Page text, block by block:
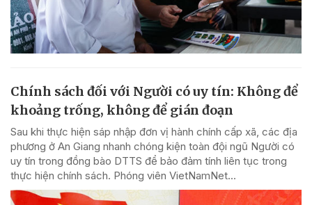
Chính sách đối với Người có uy tín: Không để
khoảng trống, không để gián đoạn
Sau khi thực hiện sáp nhập đơn vị hành chính cấp xã, các địa
phương ở An Giang nhanh chóng kiện toàn đội ngũ Người có
uy tín trong đồng bào DTTS để bảo đảm tính liên tục trong
thực hiện chính sách. Phóng viên VietNamNet...